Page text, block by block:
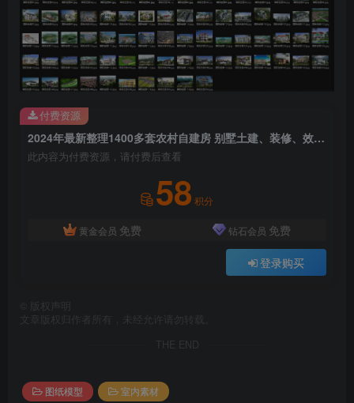
2024年最新整理1400多套农村自建房 别墅土建、装修、效果图，CAD施工图纸合集
此内容为付费资源，请付费后查看
58 积分
黄金会员 免费 钻石会员 免费
登录购买
付费资源
版权声明
文章版权归作者所有，未经允许请勿转载。
THE END
图纸模型
室内素材